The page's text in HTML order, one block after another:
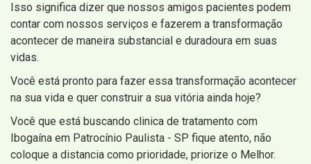
Isso significa dizer que nossos amigos pacientes podem
contar com nossos serviços e fazerem a transformação
acontecer de maneira substancial e duradoura em suas
vidas.
Você está pronto para fazer essa transformação acontecer
na sua vida e quer construir a sua vitória ainda hoje?
Você que está buscando clinica de tratamento com
Ibogaína em Patrocínio Paulista - SP fique atento, não
coloque a distancia como prioridade, priorize o Melhor.